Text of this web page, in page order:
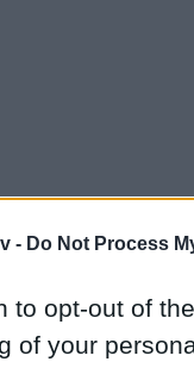
- Do Not Process
to opt-out of
of your